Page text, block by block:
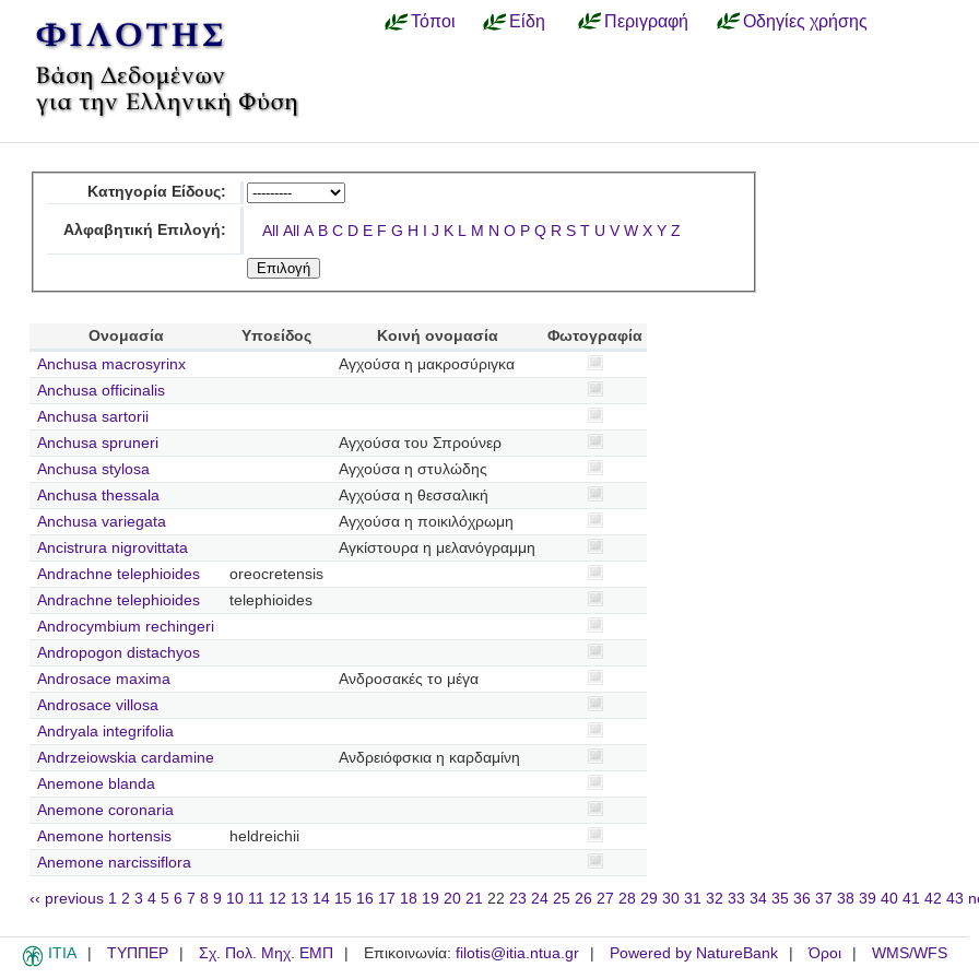
Τόποι Είδη Περιγραφή Οδηγίες χρήσης
Κατηγορία Είδους:
Αλφαβητική Επιλογή: All All A B C D E F G H I J K L M N O P Q R S T U V W X Y Z
Ονομασία Υποείδος Κοινή ονομασία
Φωτογραφία
Anchusa macrosyrinx
Αγχούσα η μακροσύριγκα
Anchusa officinalis
Anchusa sartorii
Anchusa spruneri
Αγχούσα του Σπρούνερ
Anchusa stylosa
Αγχούσα η στυλώδης
Anchusa thessala
Αγχούσα η θεσσαλική
Anchusa variegata
Αγχούσα η ποικιλόχρωμη
Ancistrura nigrovittata
Αγκίστουρα η μελανόγραμμη
Andrachne telephioides
oreocretensis
Andrachne telephioides
telephioides
Androcymbium rechingeri
Andropogon distachyos
Androsace maxima
Ανδροσακές το μέγα
Androsace villosa
Andryala integrifolia
Andrzeiowskia cardamine
Ανδρειόφσκια η καρδαμίνη
Anemone blanda
Anemone coronaria
Anemone hortensis
heldreichii
Anemone narcissiflora
‹‹ previous 1 2 3 4 5 6 7 8 9 10 11 12 13 14 15 16 17 18 19 20 21 22 23 24 25 26 27 28 29 30 31 32 33 34 35 36 37 38 39 40 41 42 43
ITIA ΤΥΠΠΕΡ Σχ. Πολ. Μηχ. ΕΜΠ Επικοινωνία: filotis@itia.ntua.gr Powered by NatureBank Όροι WMS/WFS